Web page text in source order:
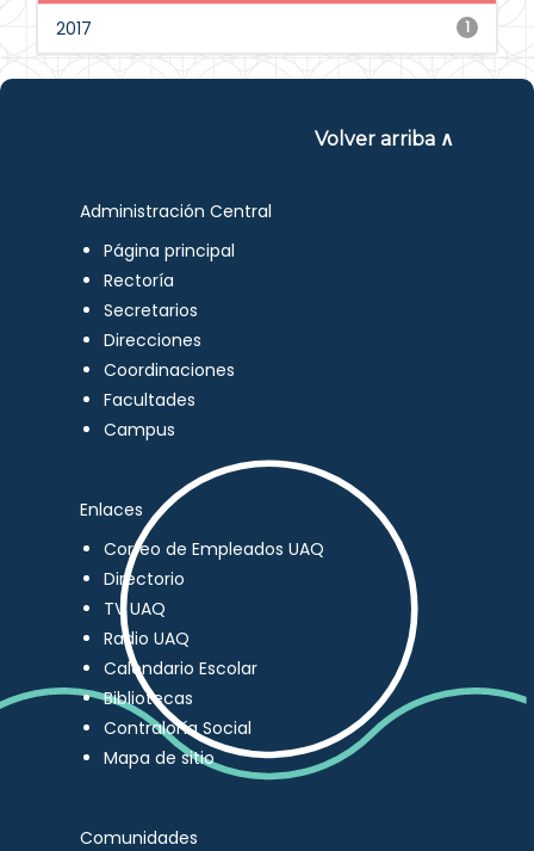
1
2017
Volver arriba ∧
Administración Central
Página principal
Rectoría
Secretarios
Direcciones
Coordinaciones
Facultades
Campus
Enlaces
Correo de Empleados UAQ
Directorio
TV UAQ
Radio UAQ
Calendario Escolar
Bibliotecas
Contraloría Social
Mapa de sitio
Comunidades